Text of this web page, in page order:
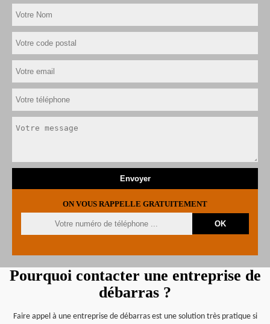
ON VOUS RAPPELLE GRATUITEMENT
Pourquoi contacter une entreprise de
débarras ?
Faire appel à une entreprise de débarras est une solution très pratique si